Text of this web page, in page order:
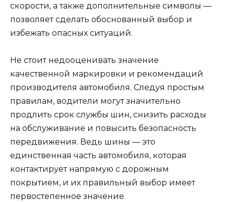
скорости, а также дополнительные символы —
позволяет сделать обоснованный выбор и
избежать опасных ситуаций.
Не стоит недооценивать значение
качественной маркировки и рекомендаций
производителя автомобиля. Следуя простым
правилам, водители могут значительно
продлить срок службы шин, снизить расходы
на обслуживание и повысить безопасность
передвижения. Ведь шины — это
единственная часть автомобиля, которая
контактирует напрямую с дорожным
покрытием, и их правильный выбор имеет
первостепенное значение.